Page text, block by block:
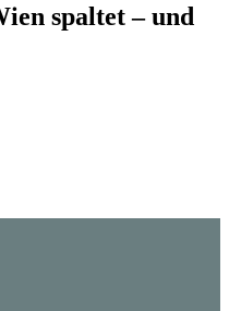
spaltet – und